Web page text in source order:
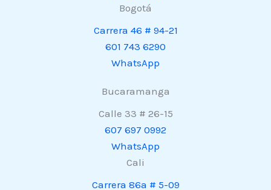
Bogotá
Carrera 46 # 94-21
601 743 6290
WhatsApp
Bucaramanga
Calle 33 # 26-15
607 697 0992
WhatsApp
Cali
Carrera 86a # 5-09